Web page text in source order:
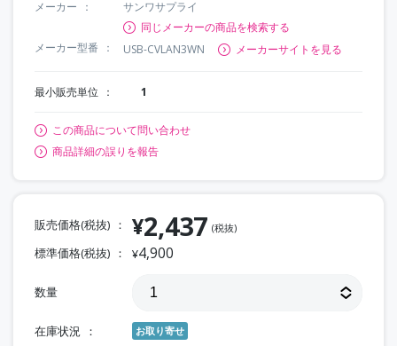
メーカー
サンワサプライ
同じメーカーの商品を検索する
メーカー型番
USB-CVLAN3WN メーカーサイトを見る
最小販売単位 1
この商品について問い合わせ
商品詳細の誤りを報告
販売価格(税抜) ¥2,437 (税抜)
標準価格(税抜) ¥4,900
数量
在庫状況 お取り寄せ